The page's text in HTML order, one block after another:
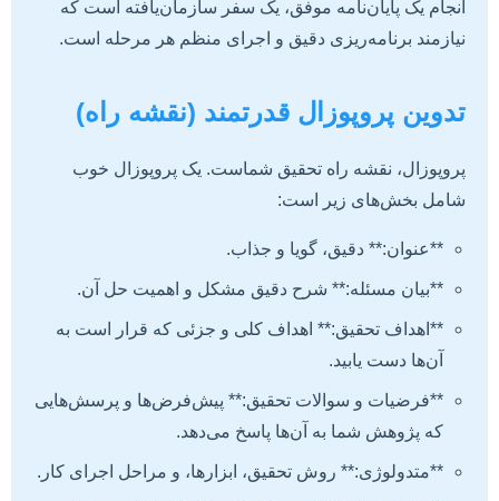
انجام یک پایان‌نامه موفق، یک سفر سازمان‌یافته است که
نیازمند برنامه‌ریزی دقیق و اجرای منظم هر مرحله است.
تدوین پروپوزال قدرتمند (نقشه راه)
پروپوزال، نقشه راه تحقیق شماست. یک پروپوزال خوب
شامل بخش‌های زیر است:
**عنوان:** دقیق، گویا و جذاب.
**بیان مسئله:** شرح دقیق مشکل و اهمیت حل آن.
**اهداف تحقیق:** اهداف کلی و جزئی که قرار است به
آن‌ها دست یابید.
**فرضیات و سوالات تحقیق:** پیش‌فرض‌ها و پرسش‌هایی
که پژوهش شما به آن‌ها پاسخ می‌دهد.
**متدولوژی:** روش تحقیق، ابزارها، و مراحل اجرای کار.